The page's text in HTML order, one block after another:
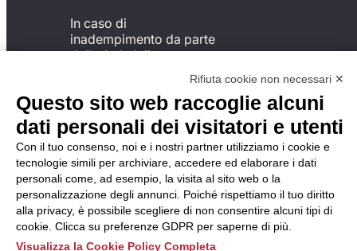
In caso di
inadempimento da parte
della ApL delle
del Codice di Condotta, è
possibile presentare un
reclamo
all’Organismo di
Monitoraggio utilizzando
una delle modalità
descritte al seguente
indirizzo web
https://odm-
agenzielavoro.it/reclami/.
Rifiuta cookie non necessari ✕
Questo sito web raccoglie alcuni
dati personali dei visitatori e utenti
Con il tuo consenso, noi e i nostri partner utilizziamo i cookie e
tecnologie simili per archiviare, accedere ed elaborare i dati
personali come, ad esempio, la visita al sito web o la
personalizzazione degli annunci. Poiché rispettiamo il tuo diritto
alla privacy, è possibile scegliere di non consentire alcuni tipi di
cookie. Clicca su preferenze GDPR per saperne di più.
Visualizza la Cookie Policy Completa